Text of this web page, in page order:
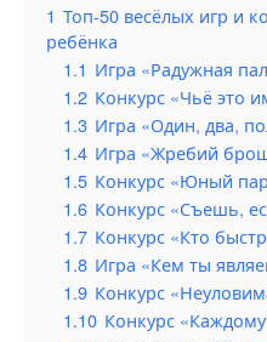
1 Топ-50 весёлых игр и
ребёнка
1.1 Игра «Радужная
1.2 Конкурс «Чьё это
1.3 Игра «Один, два,
1.4 Игра «Жребий
1.5 Конкурс «Юный
1.6 Конкурс «Съешь,
1.7 Конкурс «Кто
1.8 Игра «Кем ты
1.9 Конкурс
1.10 Конкурс